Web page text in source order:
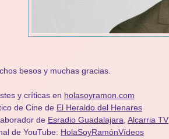
besos y muchas gracias.
y críticas en holasoyramon.com
de Cine de El Heraldo del Henares
de Esradio Guadalajara Alcarria TV
de YouTube: HolaSoyRamónVídeos